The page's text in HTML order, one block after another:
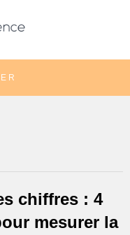
chiffres : 4
mesurer la